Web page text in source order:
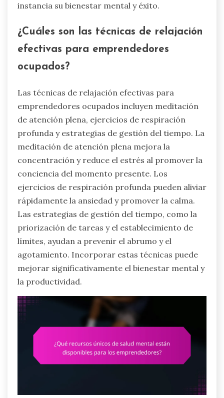
instancia su bienestar mental y éxito.
¿Cuáles son las técnicas de relajación
efectivas para emprendedores
ocupados?
Las técnicas de relajación efectivas para
emprendedores ocupados incluyen meditación
de atención plena, ejercicios de respiración
profunda y estrategias de gestión del tiempo. La
meditación de atención plena mejora la
concentración y reduce el estrés al promover la
conciencia del momento presente. Los
ejercicios de respiración profunda pueden aliviar
rápidamente la ansiedad y promover la calma.
Las estrategias de gestión del tiempo, como la
priorización de tareas y el establecimiento de
límites, ayudan a prevenir el abrumo y el
agotamiento. Incorporar estas técnicas puede
mejorar significativamente el bienestar mental y
la productividad.